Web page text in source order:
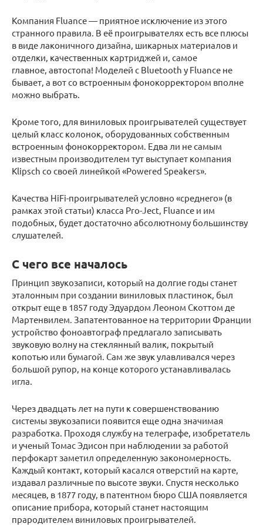
Компания Fluance — приятное исключение из этого
странного правила. В её проигрывателях есть все плюсы
в виде лаконичного дизайна, шикарных материалов и
отделки, качественных картриджей и, самое
главное, автостопа! Моделей с Bluetooth у Fluance не
бывает, а вот со встроенным фонокорректором вполне
можно выбрать.
Кроме того, для виниловых проигрывателей существует
целый класс колонок, оборудованных собственным
встроенным фонокорректором. Едва ли не самым
известным производителем тут выступает компания
Klipsch со своей линейкой «Powered Speakers».
Качества HiFi-проигрывателей условно «среднего» (в
рамках этой статьи) класса Pro-Ject, Fluance и им
подобных, будет достаточно абсолютному большинству
слушателей.
С чего все началось
Принцип звукозаписи, который на долгие годы станет
эталонным при создании виниловых пластинок, был
открыт еще в 1857 году Эдуардом Леоном Скоттом де
Мартенвилем. Запатентованное на территории Франции
устройство фоноавтограф предлагало записывать
звуковую волну на стеклянный валик, покрытый
копотью или бумагой. Сам же звук улавливался через
большой рупор, на конце которого устанавливалась
игла.
Через двадцать лет на пути к совершенствованию
системы звукозаписи появится еще одна значимая
разработка. Проходя службу на телеграфе, изобретатель
и ученый Томас Эдисон при наблюдении за работой
перфокарт заметил определенную закономерность.
Каждый контакт, который касался отверстий на карте,
издавал различные по высоте звуки. Спустя несколько
месяцев, в 1877 году, в патентном бюро США появляется
описание прибора, который станет настоящим
прародителем виниловых проигрывателей.